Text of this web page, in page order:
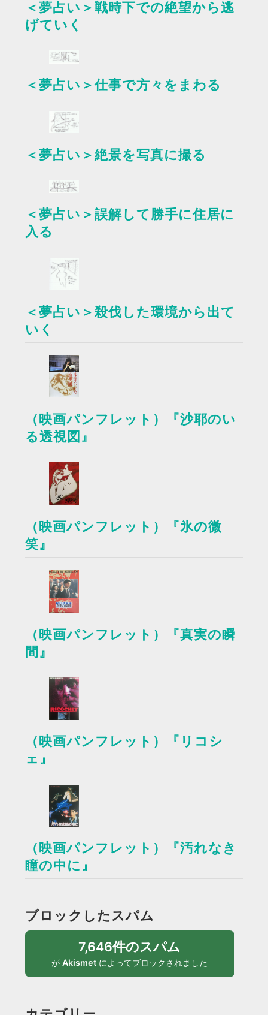
＜夢占い＞戦時下での絶望から逃
げていく
＜夢占い＞仕事で方々をまわる
＜夢占い＞絶景を写真に撮る
＜夢占い＞誤解して勝手に住居に
入る
＜夢占い＞殺伐した環境から出て
いく
（映画パンフレット）『沙耶のい
る透視図』
（映画パンフレット）『氷の微
笑』
（映画パンフレット）『真実の瞬
間』
（映画パンフレット）『リコシ
ェ』
（映画パンフレット）『汚れなき
瞳の中に』
ブロックしたスパム
7,646件のスパム
がAkismet によってブロックされました